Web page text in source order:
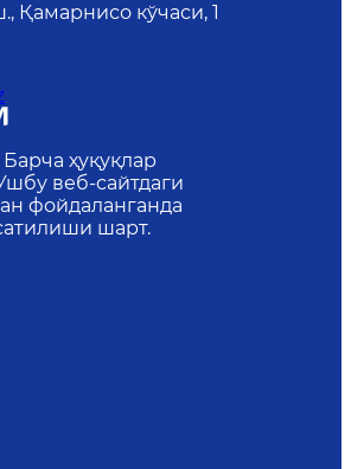
Қамарнисо кўчаси, 1
Барча ҳуқуқлар
веб-сайтдаги
фойдаланганда
шарт.